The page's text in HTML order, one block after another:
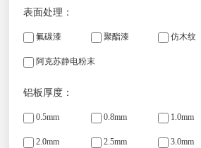
表面处理：
氟碳漆 聚酯漆 仿木纹
阿克苏静电粉末
铝板厚度：
0.5mm 0.8mm 1.0mm
2.0mm 2.5mm 3.0mm